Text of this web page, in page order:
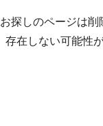
お探しのページは削
存在しない可能性